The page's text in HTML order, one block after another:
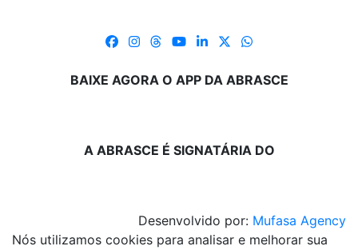
BAIXE AGORA O APP DA ABRASCE
A ABRASCE É SIGNATÁRIA DO
Desenvolvido por: Mufasa Agency
Nós utilizamos cookies para analisar e melhorar sua